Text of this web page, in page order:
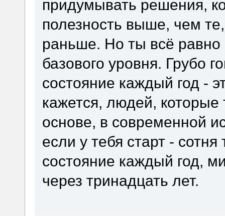
придумывать решения,
полезность выше, чем
раньше. Но ты всё равно
базового уровня. Грубо
состояние каждый год -
кажется, людей, которые
основе, в современной
если у тебя старт -
состояние каждый год,
через тринадцать лет.